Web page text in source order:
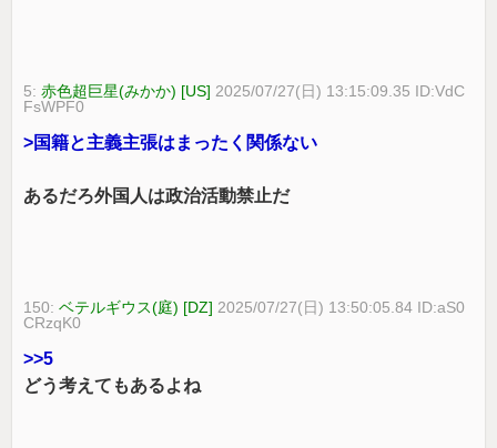
5:赤色超巨星(みかか) [US] 2025/07/27(日) 13:15:09.35 ID:VdC
FsWPF0
>国籍と主義主張はまったく関係ない
あるだろ外国人は政治活動禁止だ
150:ベテルギウス(庭) [DZ] 2025/07/27(日) 13:50:05.84 ID:aS0
CRzqK0
>>5
どう考えてもあるよね